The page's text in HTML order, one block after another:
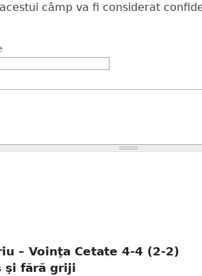
câmp va fi considerat
– Voinţa Cetate 4-4 (2-2)
şi fără griji